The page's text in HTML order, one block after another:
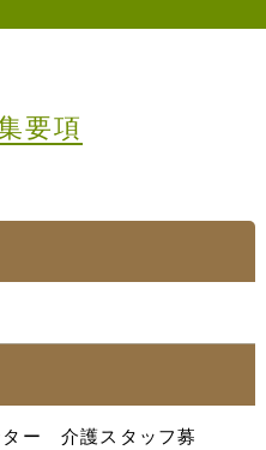
要項
ター 介護スタッフ募